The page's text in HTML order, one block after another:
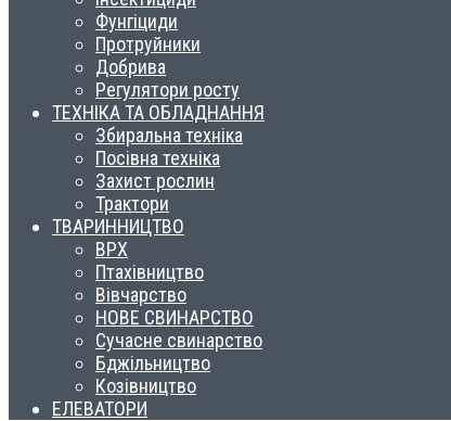
Фунгіциди
Протруйники
Добрива
Регулятори росту
ТЕХНІКА ТА ОБЛАДНАННЯ
Збиральна техніка
Посівна техніка
Захист рослин
Трактори
ТВАРИННИЦТВО
ВРХ
Птахівництво
Вівчарство
НОВЕ СВИНАРСТВО
Сучасне свинарство
Бджільництво
Козівництво
ЕЛЕВАТОРИ